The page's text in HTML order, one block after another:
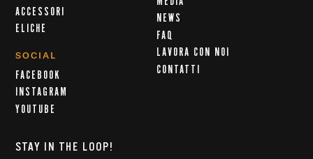
ACCESSORI
ELICHE
SOCIAL
FACEBOOK
INSTAGRAM
YOUTUBE
NEWS
FAQ
LAVORA CON NOI
CONTATTI
STAY IN THE LOOP!